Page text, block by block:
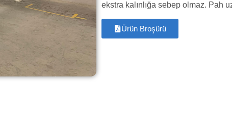
ekstra kalınlığa sebep olmaz. Pah
Ürün Broşürü